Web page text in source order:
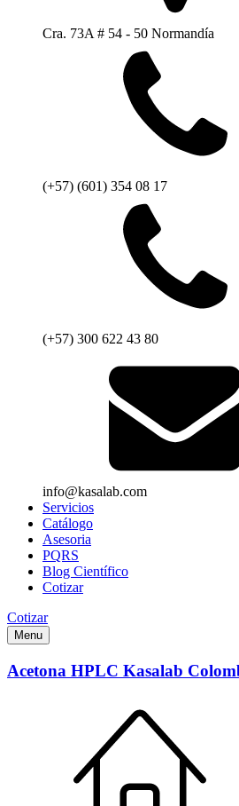
Cra. 73A # 54 - 50 Normandía
(+57) (601) 354 08 17
(+57) 300 622 43 80
info@kasalab.com
Servicios
Catálogo
Asesoria
PQRS
Blog Científico
Cotizar
Cotizar
Menu
Acetona HPLC Kasalab